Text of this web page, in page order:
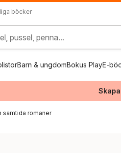
böcker
pussel, penna...
Barn & ungdomBokus PlayE-
samtida romaner